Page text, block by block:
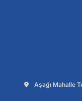
Adres:
Aşağı Mahalle